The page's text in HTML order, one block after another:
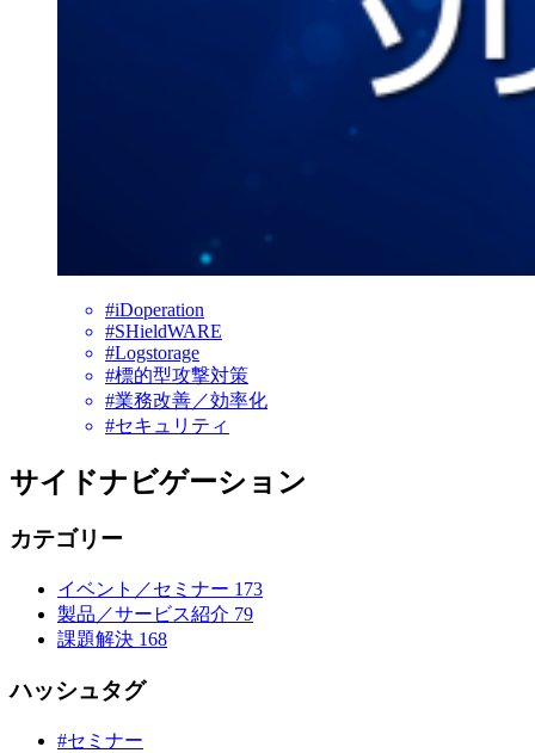
#iDoperation
#SHieldWARE
#Logstorage
#標的型攻撃対策
#業務改善／効率化
#セキュリティ
サイドナビゲーション
カテゴリー
イベント／セミナー 173
製品／サービス紹介 79
課題解決 168
ハッシュタグ
#セミナー